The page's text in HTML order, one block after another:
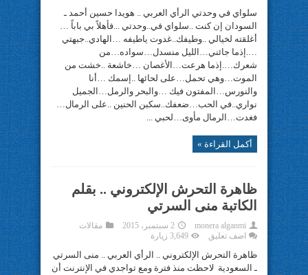
سلواي في وحدتي الرأي العربي .. هويدا حسين أحمد ـ
السودان إن كنت ..سلواي في..وحدتي ...فأهلاً بي باباً …
أغلقته لخيالي ..وطيفك..غدوت ياطيفه …الهادي..جبهتي
….إذما جائني…الليل منسدل…سواده…من
شعرك….إذما هرعت…الأغصان …خاشعة ..خشت من
الموت…وهي تحمل…على لحائها ..إسمك …أنا
والنورس…المفتون فيك …والبحر والرمل…الجميل
نواري..في الحب…ضعفك..سكبن الحنين ..على الرمال…
فغدت…الرمال مأوى…لحبي ...
أكمل القراءة »
ظاهرة التحرش الإلكتروني .. بقلم
الكاتبة منى السرتي
monera alganmi 2 سبتمبر، 2015
مقالات
اضف تعليق
3,649 زيارة
ظاهرة التحرش الإلكتروني .. الرأي العربي .. منى السرتي
ـ السعودية لاحظت منذ فترة ومع تواجدي في الإنترنت أن